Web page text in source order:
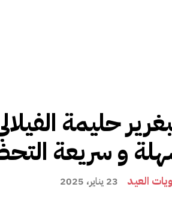
حليمة
و سريعة
العيد 23 يناير، 2025